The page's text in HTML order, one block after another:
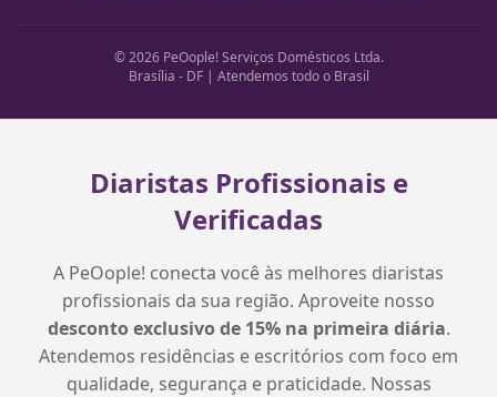
© 2026 PeOople! Serviços Domésticos Ltda.
Brasília - DF | Atendemos todo o Brasil
Diaristas Profissionais e
Verificadas
A PeOople! conecta você às melhores diaristas
profissionais da sua região. Aproveite nosso
desconto exclusivo de 15% na primeira diária.
Atendemos residências e escritórios com foco em
qualidade, segurança e praticidade. Nossas